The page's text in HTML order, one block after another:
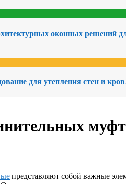
оконных решений
для утепления стен и
муфт
представляют собой важные